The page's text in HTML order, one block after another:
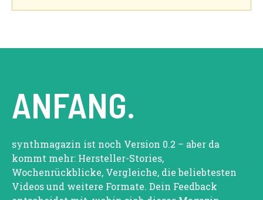
ANFANG.
synthmagazin ist noch Version 0.2 – aber da
kommt mehr: Hersteller-Stories,
Wochenrückblicke, Vergleiche, die beliebtesten
Videos und weitere Formate. Dein Feedback